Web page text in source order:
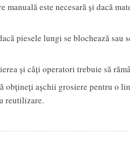
manuală este necesară și dacă
piesele lungi se blochează sau
și câți operatori trebuie să
obțineți așchii grosiere pentru o
reutilizare.